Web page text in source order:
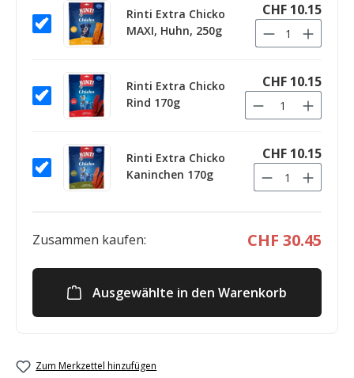
Rinti Extra Chicko
MAXI, Huhn, 250g
CHF 10.15
Rinti Extra Chicko
Rind 170g
CHF 10.15
Rinti Extra Chicko
Kaninchen 170g
CHF 10.15
Zusammen kaufen: CHF 30.45
Ausgewählte in den Warenkorb
Zum Merkzettel hinzufügen